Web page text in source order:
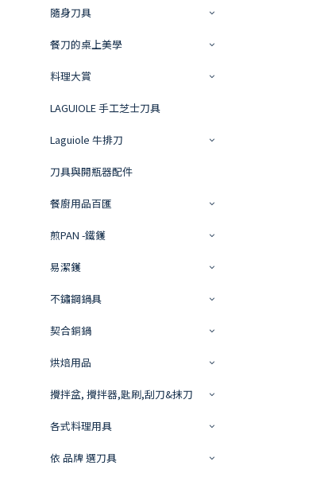
隨身刀具
餐刀的桌上美學
料理大賞
LAGUIOLE 手工芝士刀具
Laguiole 牛排刀
刀具與開瓶器配件
餐廚用品百匯
煎PAN -鐵鑊
易潔鑊
不鏽鋼鍋具
契合銅鍋
烘焙用品
攪拌盆, 攪拌器,匙刷,刮刀&抹刀
各式料理用具
依 品牌 選刀具